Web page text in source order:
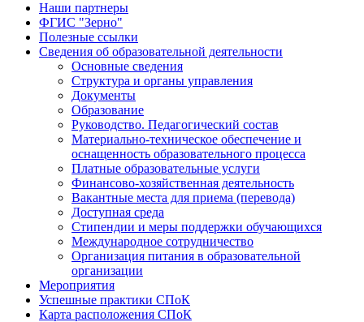
Наши партнеры
ФГИС "Зерно"
Полезные ссылки
Сведения об образовательной деятельности
Основные сведения
Структура и органы управления
Документы
Образование
Руководство. Педагогический состав
Материально-техническое обеспечение и
оснащенность образовательного процесса
Платные образовательные услуги
Финансово-хозяйственная деятельность
Вакантные места для приема (перевода)
Доступная среда
Стипендии и меры поддержки обучающихся
Международное сотрудничество
Организация питания в образовательной
организации
Мероприятия
Успешные практики СПоК
Карта расположения СПоК